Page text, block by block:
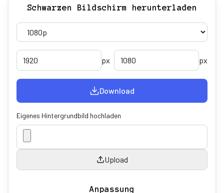
Schwarzen Bildschirm herunterladen
px px
Download
Eigenes Hintergrundbild hochladen
Upload
Anpassung